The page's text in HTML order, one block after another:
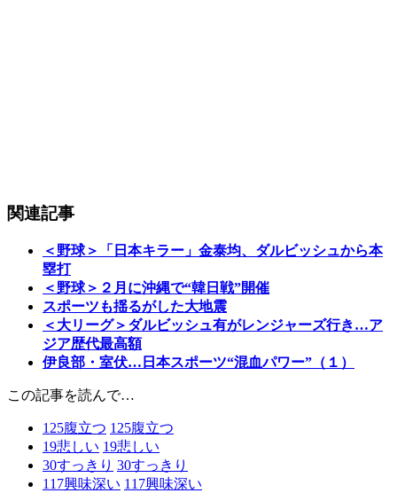
関連記事
＜野球＞「日本キラー」金泰均、ダルビッシュから本
塁打
＜野球＞２月に沖縄で“韓日戦”開催
スポーツも揺るがした大地震
＜大リーグ＞ダルビッシュ有がレンジャーズ行き…ア
ジア歴代最高額
伊良部・室伏…日本スポーツ“混血パワー”（１）
この記事を読んで…
125腹立つ 125腹立つ
19悲しい 19悲しい
30すっきり 30すっきり
117興味深い 117興味深い